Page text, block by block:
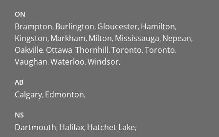
ON
Brampton Burlington Gloucester Hamilton
Kingston Markham Milton Mississauga Nepean
Oakville Ottawa Thornhill Toronto Toronto
Vaughan Waterloo Windsor
AB
Calgary Edmonton
NS
Dartmouth Halifax Hatchet Lake